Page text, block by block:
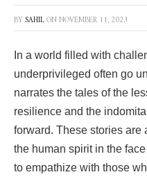
BYSAHILONNOVEMBER 11, 2023
In a world filled with
underprivileged often go
narrates the tales of the
resilience and the
forward. These stories are
the human spirit in the
to empathize with those